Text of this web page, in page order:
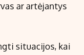
ar artėjantys
situacijos, kai